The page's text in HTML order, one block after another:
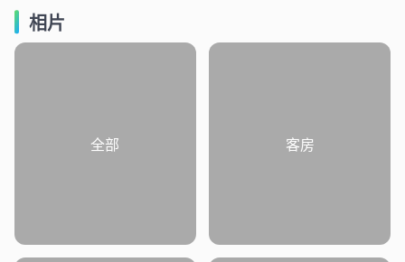
相片
全部 客房